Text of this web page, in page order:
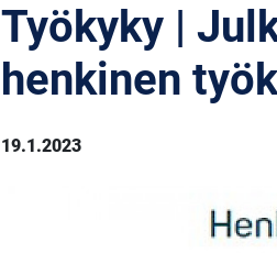
Työkyky |
henkinen
19.1.2023